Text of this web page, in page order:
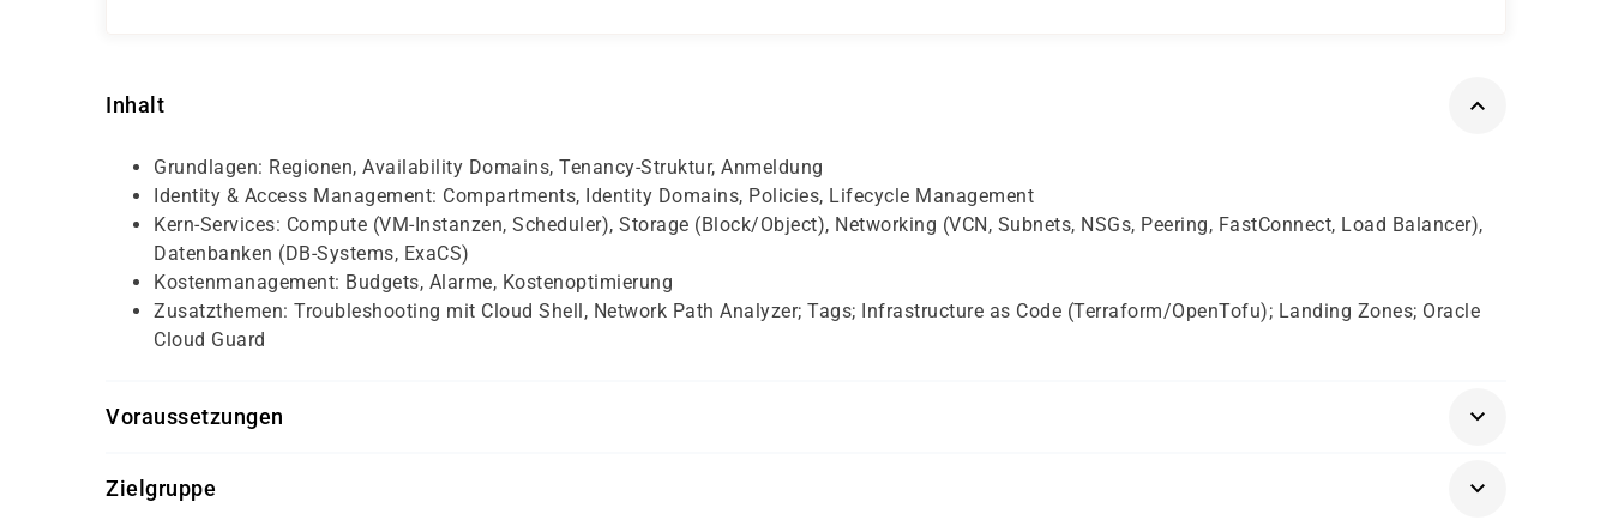
Inhalt
Grundlagen: Regionen, Availability Domains, Tenancy-Struktur, Anmeldung
Identity & Access Management: Compartments, Identity Domains, Policies, Lifecycle Management
Kern-Services: Compute (VM-Instanzen, Scheduler), Storage (Block/Object), Networking (VCN, Subnets, NSGs, Peering, FastConnect, Load Balancer),
Datenbanken (DB-Systems, ExaCS)
Kostenmanagement: Budgets, Alarme, Kostenoptimierung
Zusatzthemen: Troubleshooting mit Cloud Shell, Network Path Analyzer; Tags; Infrastructure as Code (Terraform/OpenTofu); Landing Zones; Oracle
Cloud Guard
Voraussetzungen
Grundkenntnisse in IT-Infrastruktur und Netzwerktechnologien
Basiswissen in Linux-Administration
Zielgruppe